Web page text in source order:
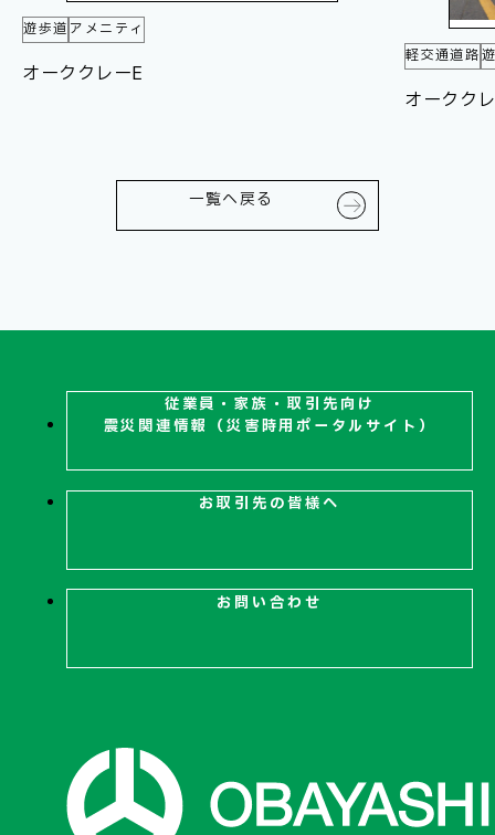
遊歩道 アメニティ
オーククレーE
軽交通道路
オークク
一覧へ戻る
従業員・家族・取引先向け
震災関連情報（災害時用ポータルサイト）
お取引先の皆様へ
お問い合わせ